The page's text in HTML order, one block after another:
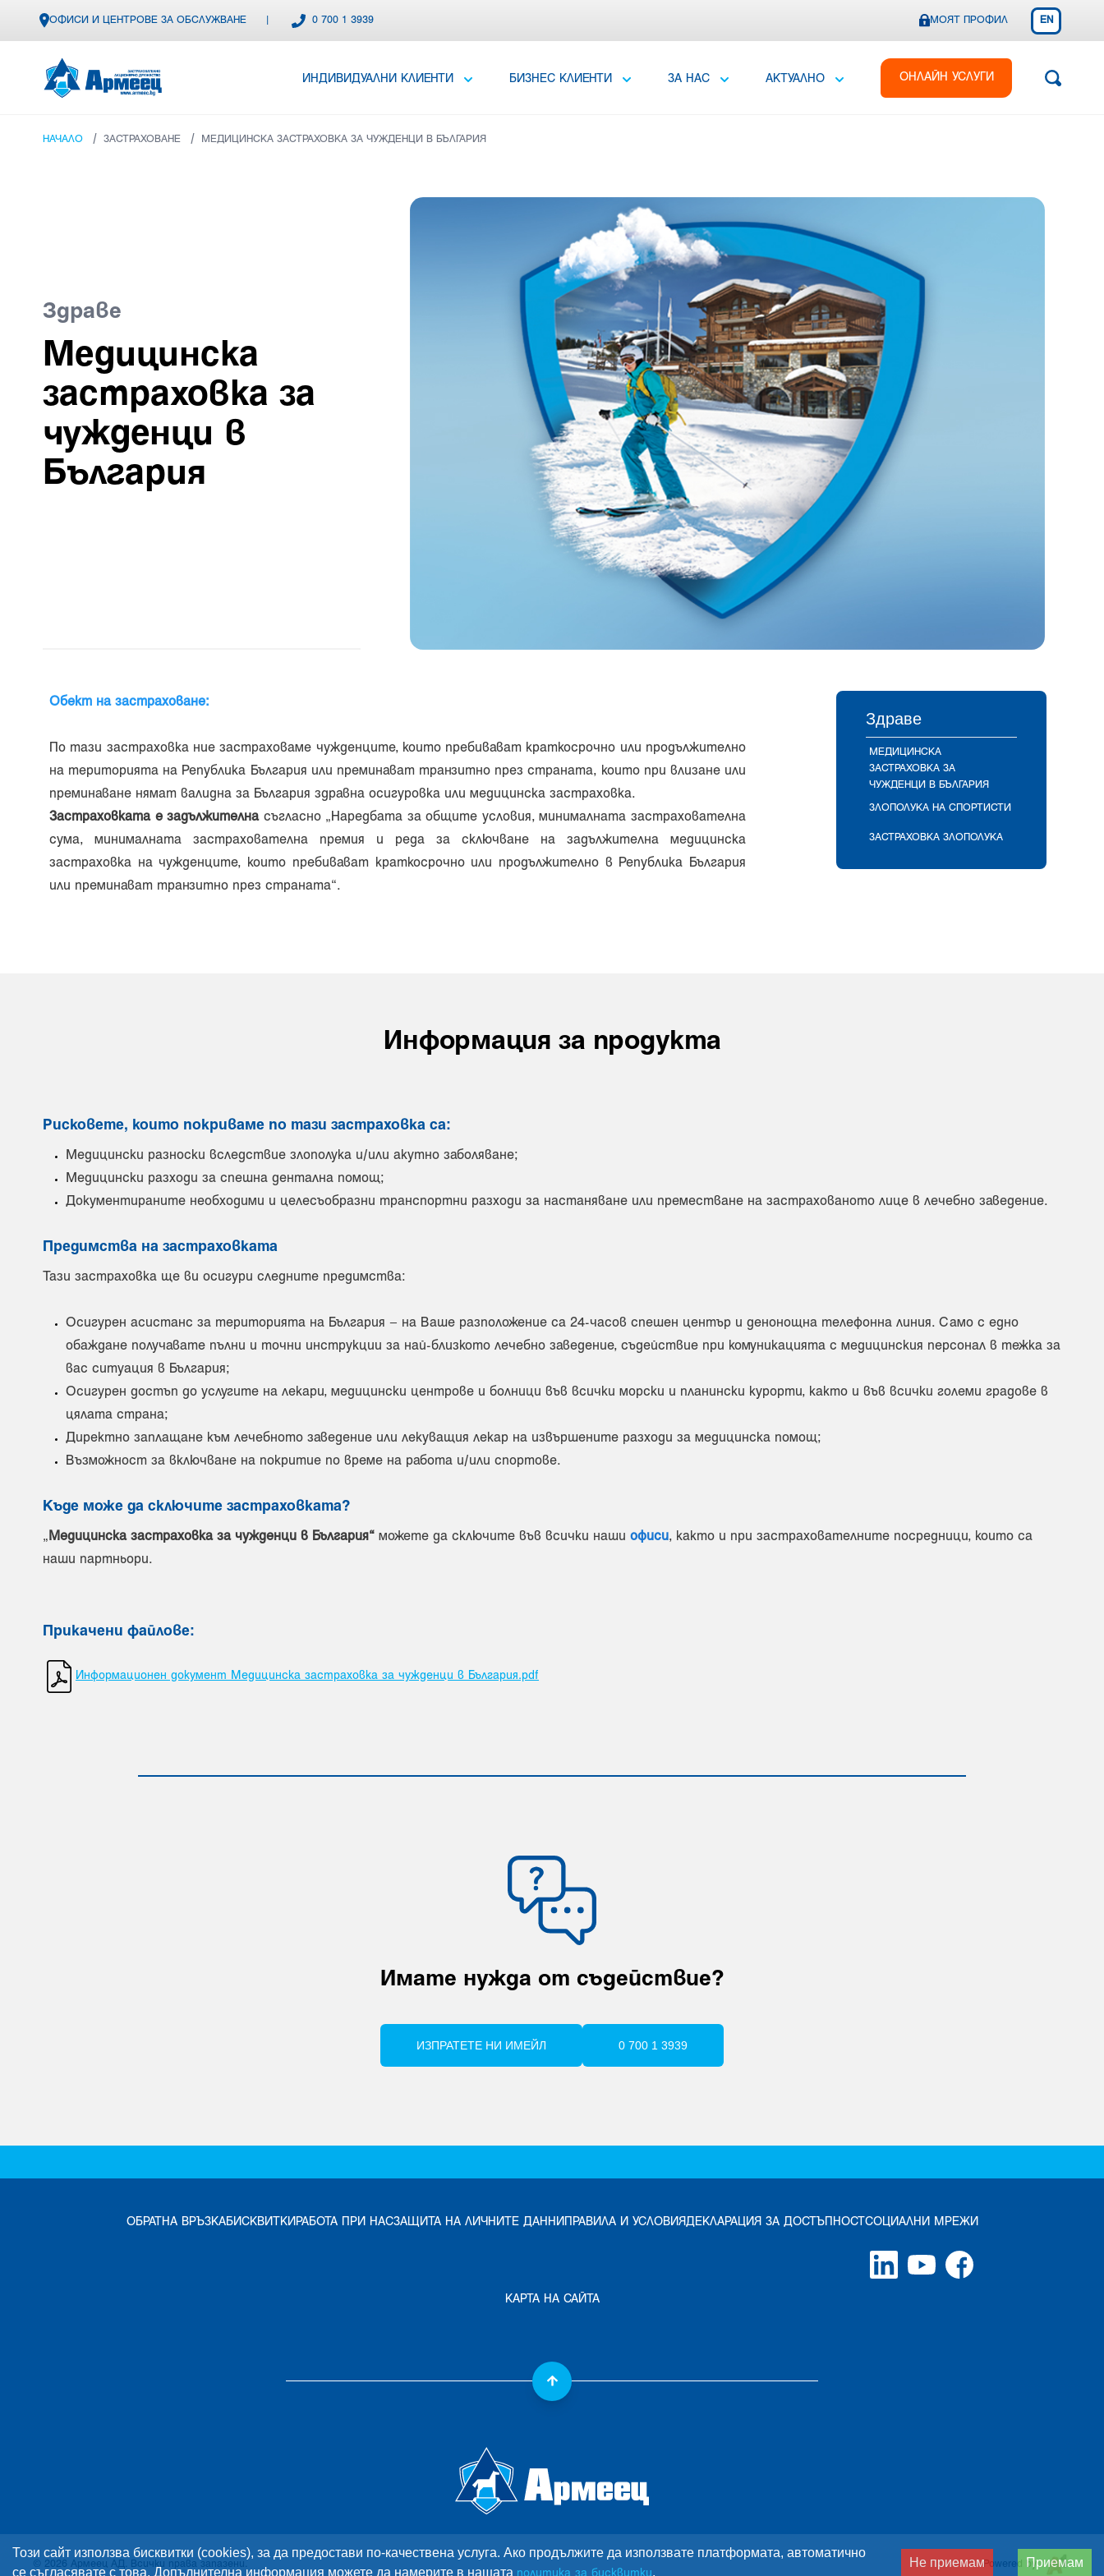
ОФИСИ И ЦЕНТРОВЕ ЗА ОБСЛУЖВАНЕ 0 700 1 3939 МОЯТ ПРОФИЛ EN
ИНДИВИДУАЛНИ КЛИЕНТИ БИЗНЕС КЛИЕНТИ ЗА НАС АКТУАЛНО ОНЛАЙН УСЛУГИ
НАЧАЛО / ЗАСТРАХОВАНЕ / МЕДИЦИНСКА ЗАСТРАХОВКА ЗА ЧУЖДЕНЦИ В БЪЛГАРИЯ
Здраве
Медицинска
застраховка за
чужденци в
България
Обект на застраховане:
По тази застраховка ние застраховаме чужденците, които пребивават краткосрочно или продължително
на територията на Република България или преминават транзитно през страната, които при влизане или
преминаване нямат валидна за България здравна осигуровка или медицинска застраховка.
Застраховката е задължителна съгласно „Наредбата за общите условия, минималната застрахователна
сума, минималната застра­хователна премия и реда за сключване на задължителна медицинска
застраховка на чужденците, които пребивават краткосрочно или про­дължително в Република България
или преминават транзитно през страната“.
Здраве
МЕДИЦИНСКА
ЗАСТРАХОВКА ЗА
ЧУЖДЕНЦИ В БЪЛГАРИЯ
ЗЛОПОЛУКА НА СПОРТИСТИ
ЗАСТРАХОВКА ЗЛОПОЛУКА
Информация за продукта
Рисковете, които покриваме по тази застраховка са:
Медицински разноски вследствие злополука и/или акутно заболяване;
Медицински разходи за спешна дентална помощ;
Документираните необходими и целесъобразни транспортни разходи за настаняване или преместване на застрахованото лице в лечебно заведение.
Предимства на застраховката
Тази застраховка ще ви осигури следните предимства:
Осигурен асистанс за територията на България – на Ваше разположение са 24-часов спешен център и денонощна телефонна линия. Само с едно
обаждане получавате пълни и точни инструкции за най-близкото лечебно заведение, съдействие при комуникацията с медицинския персонал в тежка за
вас ситуация в България;
Осигурен достъп до услугите на лекари, медицински центрове и болници във всички морски и планински курорти, както и във всички големи градове в
цялата страна;
Директно заплащане към лечебното заведение или лекуващия лекар на извършените разходи за медицинска помощ;
Възможност за включване на покритие по време на работа и/или спортове.
Къде може да сключите застраховката?
„ Медицинска застраховка за чужденци в България“ можете да сключите във всички наши офиси, както и при застрахователните посредници, които са
наши партньори.
Прикачени файлове:
Информационен документ Медицинска застраховка за чужденци в България.pdf
Имате нужда от съдействие?
ИЗПРАТЕТЕ НИ ИМЕЙЛ 0 700 1 3939
ОБРАТНА ВРЪЗКАБИСКВИТКИ РАБОТА ПРИ НАСЗАЩИТА НА ЛИЧНИТЕ ДАННИ ПРАВИЛА И УСЛОВИЯДЕКЛАРАЦИЯ ЗА ДОСТЪПНОСТ СОЦИАЛНИ МРЕЖИ
КАРТА НА САЙТА
2026 Армеец АД . Всички права запазени. Powered by
Този сайт използва бисквитки (cookies), за да предостави по-качествена услуга. Ако продължите да използвате платформата, автоматично
се съгласявате с това. Допълнителна информация можете да намерите в нашата
.
Не приемам Приемам